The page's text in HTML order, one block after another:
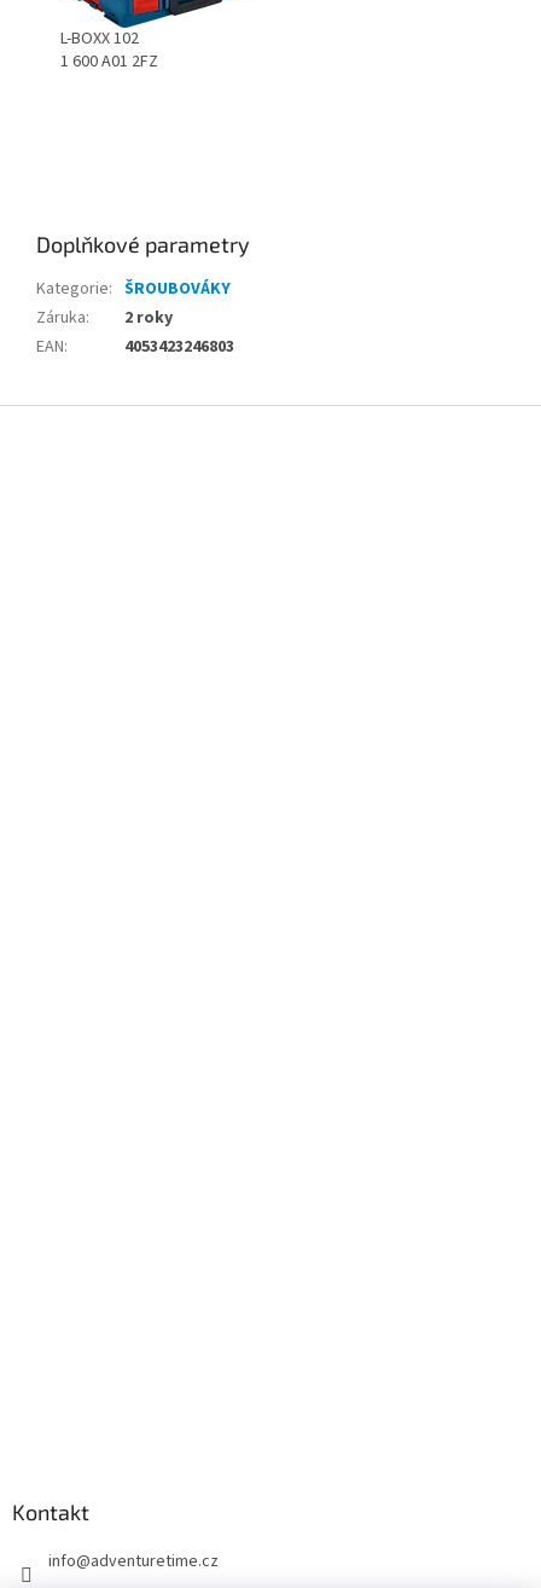
L-BOXX 102
1 600 A01 2FZ
Doplňkové parametry
Kategorie: ŠROUBOVÁKY
Záruka:
2 roky
EAN: 4053423246803
Kontakt
info@adventuretime.cz